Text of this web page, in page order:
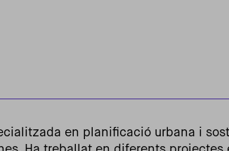
en planificació urbana i